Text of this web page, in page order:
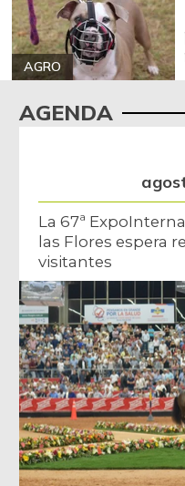
AGRO
AGENDA
La 67ª
las Flores espera
visitantes